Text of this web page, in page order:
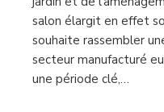
salon élargit en effet
souhaite rassembler
secteur manufacturé
une période clé,…